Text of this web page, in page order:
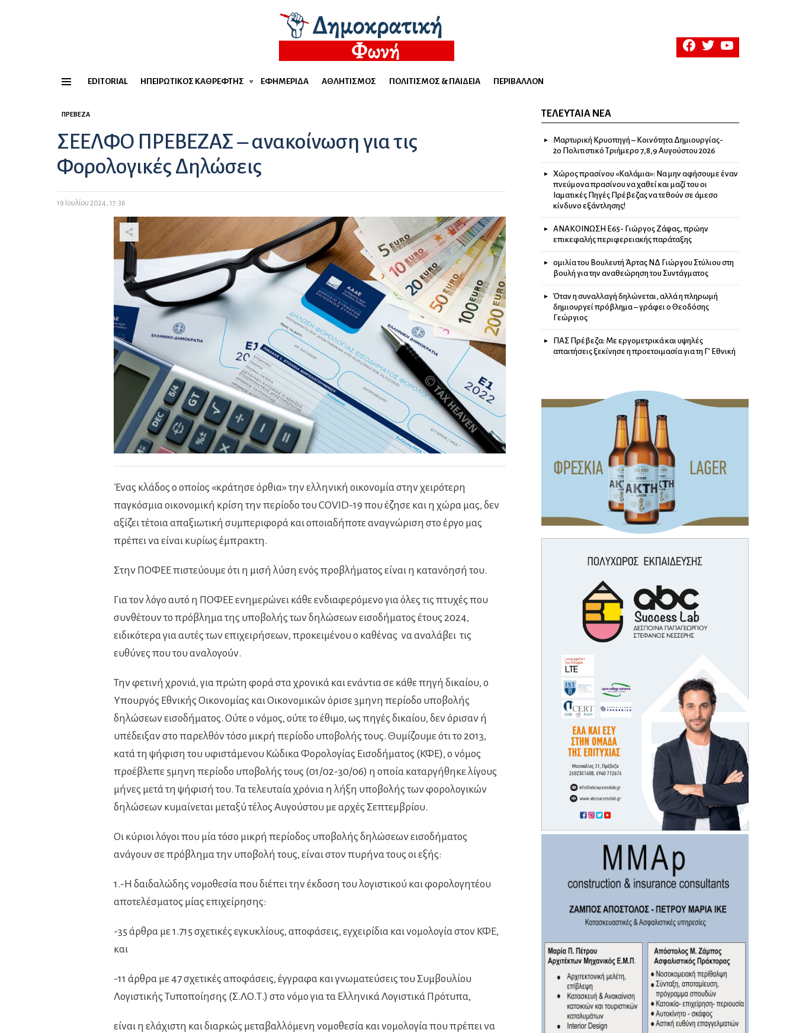
facebooktwitteryoutube
EDITORIAL ΗΠΕΙΡΏΤΙΚΟΣ ΚΑΘΡΈΦΤΗΣ ΕΦΗΜΕΡΊΔΑ ΑΘΛΗΤΙΣΜΌΣ ΠΟΛΙΤΙΣΜΌΣ & ΠΑΙΔΕΊΑ ΠΕΡΙΒΆΛΛΟΝ
ΠΡΈΒΕΖΑ
ΣΕΕΛΦΟ ΠΡΕΒΕΖΑΣ – ανακοίνωση για τις
Φορολογικές Δηλώσεις
19 Ιουλίου 2024, 17:36
Ένας κλάδος ο οποίος «κράτησε όρθια» την ελληνική οικονομία στην χειρότερη
παγκόσμια οικονομική κρίση την περίοδο του COVID-19 που έζησε και η χώρα μας, δεν
αξίζει τέτοια απαξιωτική συμπεριφορά και οποιαδήποτε αναγνώριση στο έργο μας
πρέπει να είναι κυρίως έμπρακτη.
Στην ΠΟΦΕΕ πιστεύουμε ότι η μισή λύση ενός προβλήματος είναι η κατανόησή του.
Για τον λόγο αυτό η ΠΟΦΕΕ ενημερώνει κάθε ενδιαφερόμενο για όλες τις πτυχές που
συνθέτουν το πρόβλημα της υποβολής των δηλώσεων εισοδήματος έτους 2024,
ειδικότερα για αυτές των επιχειρήσεων, προκειμένου ο καθένας να αναλάβει τις
ευθύνες που του αναλογούν.
Την φετινή χρονιά, για πρώτη φορά στα χρονικά και ενάντια σε κάθε πηγή δικαίου, ο
Υπουργός Εθνικής Οικονομίας και Οικονομικών όρισε 3μηνη περίοδο υποβολής
δηλώσεων εισοδήματος. Ούτε ο νόμος, ούτε το έθιμο, ως πηγές δικαίου, δεν όρισαν ή
υπέδειξαν στο παρελθόν τόσο μικρή περίοδο υποβολής τους. Θυμίζουμε ότι το 2013,
κατά τη ψήφιση του υφιστάμενου Κώδικα Φορολογίας Εισοδήματος (ΚΦΕ), ο νόμος
προέβλεπε 5μηνη περίοδο υποβολής τους (01/02-30/06) η οποία καταργήθηκε λίγους
μήνες μετά τη ψήφισή του. Τα τελευταία χρόνια η λήξη υποβολής των φορολογικών
δηλώσεων κυμαίνεται μεταξύ τέλος Αυγούστου με αρχές Σεπτεμβρίου.
Οι κύριοι λόγοι που μία τόσο μικρή περίοδος υποβολής δηλώσεων εισοδήματος
ανάγουν σε πρόβλημα την υποβολή τους, είναι στον πυρήνα τους οι εξής:
1.-Η δαιδαλώδης νομοθεσία που διέπει την έκδοση του λογιστικού και φορολογητέου
αποτελέσματος μίας επιχείρησης:
-35 άρθρα με 1.715 σχετικές εγκυκλίους, αποφάσεις, εγχειρίδια και νομολογία στον ΚΦΕ,
και
-11 άρθρα με 47 σχετικές αποφάσεις, έγγραφα και γνωματεύσεις του Συμβουλίου
Λογιστικής Τυποποίησης (Σ.ΛΟ.Τ.) στο νόμο για τα Ελληνικά Λογιστικά Πρότυπα,
είναι η ελάχιστη και διαρκώς μεταβαλλόμενη νομοθεσία και νομολογία που πρέπει να
ΤΕΛΕΥΤΑΊΑ ΝΈΑ
Μαρτυρική Κρυοπηγή – Κοινότητα Δημιουργίας-
2ο Πολιτιστικό Τριήμερο 7,8,9 Αυγούστου 2026
Χώρος πρασίνου «Καλάμια»: Να μην αφήσουμε έναν
πνεύμονα πρασίνου να χαθεί και μαζί του οι
Ιαματικές Πηγές Πρέβεζας να τεθούν σε άμεσο
κίνδυνο εξάντλησης!
ΑΝΑΚΟΙΝΩΣΗ Ε65- Γιώργος Ζάψας, πρώην
επικεφαλής περιφερειακής παράταξης
ομιλία του Βουλευτή Άρτας ΝΔ Γιώργου Στύλιου στη
βουλή για την αναθεώρηση του Συντάγματος
Όταν η συναλλαγή δηλώνεται, αλλά η πληρωμή
δημιουργεί πρόβλημα – γράφει ο Θεοδόσης
Γεώργιος
ΠΑΣ Πρέβεζα: Με εργομετρικά και υψηλές
απαιτήσεις ξεκίνησε η προετοιμασία για τη Γ’ Εθνική